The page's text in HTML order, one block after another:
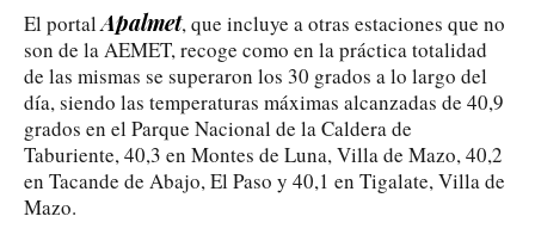
El portalApalmet, que incluye a otras estaciones que no
son de la AEMET, recoge como en la práctica totalidad
de las mismas se superaron los 30 grados a lo largo del
día, siendo las temperaturas máximas alcanzadas de 40,9
grados en el Parque Nacional de la Caldera de
Taburiente, 40,3 en Montes de Luna, Villa de Mazo, 40,2
en Tacande de Abajo, El Paso y 40,1 en Tigalate, Villa de
Mazo.